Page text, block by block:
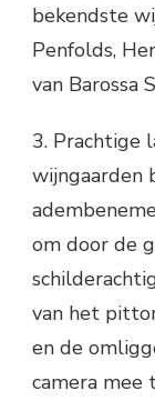
bekendste
Penfolds,
van Barossa
3. Prachtige
wijngaarden
om door de
van het
en de
camera mee